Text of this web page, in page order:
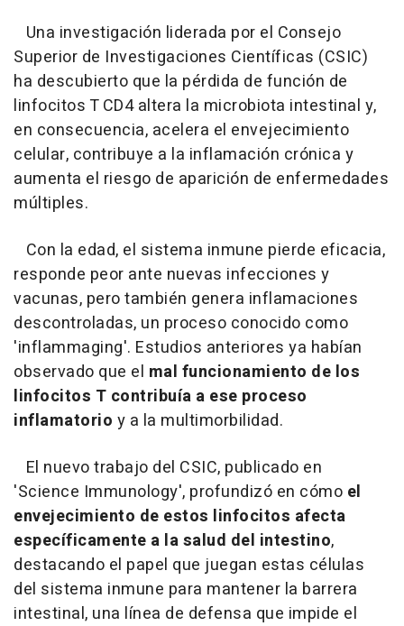
Una investigación liderada por el Consejo
Superior de Investigaciones Científicas (CSIC)
ha descubierto que la pérdida de función de
linfocitos T CD4 altera la microbiota intestinal y,
en consecuencia, acelera el envejecimiento
celular, contribuye a la inflamación crónica y
aumenta el riesgo de aparición de enfermedades
múltiples.
Con la edad, el sistema inmune pierde eficacia,
responde peor ante nuevas infecciones y
vacunas, pero también genera inflamaciones
descontroladas, un proceso conocido como
'inflammaging'. Estudios anteriores ya habían
observado que el mal funcionamiento de los
linfocitos T contribuía a ese proceso
inflamatorio y a la multimorbilidad.
El nuevo trabajo del CSIC, publicado en
'Science Immunology', profundizó en cómo el
envejecimiento de estos linfocitos afecta
específicamente a la salud del intestino,
destacando el papel que juegan estas células
del sistema inmune para mantener la barrera
intestinal, una línea de defensa que impide el